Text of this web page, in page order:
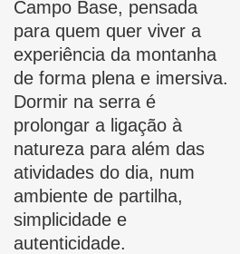
Campo Base, pensada
para quem quer viver a
experiência da montanha
de forma plena e imersiva.
Dormir na serra é
prolongar a ligação à
natureza para além das
atividades do dia, num
ambiente de partilha,
simplicidade e
autenticidade.